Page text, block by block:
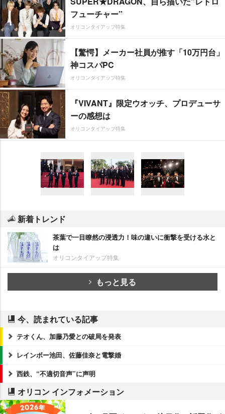
フューチャー”
オリコンタイアップ特集
【驚愕】メーカー社員が推す「10万円台」
神コスパPC
オリコンタイアップ特集
『VIVANT』限定ウオッチ、プロデューサ
ーの感想は
オリコンタイアップ特集
新着トレンド
茶葉で一目瞭然の浸透力！味の違いに衝撃を受ける水と
は
オリコンタイアップ特集
もっと見る
今、読まれている記事
テオくん、加藤乃愛との破局を発表
レインボー池田、佐藤佳奈と電撃婚
西鉄、“不適切音声”に声明
オリコン インフォメーション